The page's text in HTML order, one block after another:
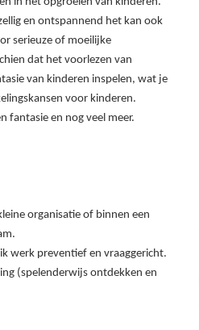
en ontspannend het kan ook
serieuze of moeilijke
dat het voorlezen van
van kinderen inspelen, wat je
voor kinderen.
fantasie en nog veel meer.
organisatie of binnen een
werk preventief en vraaggericht.
(spelenderwijs ontdekken en